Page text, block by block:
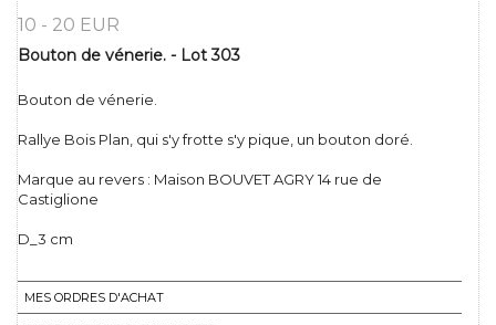
10 - 20 EUR
Bouton de vénerie. - Lot 303
Bouton de vénerie.
Rallye Bois Plan, qui s'y frotte s'y pique, un bouton doré.
Marque au revers : Maison BOUVET AGRY 14 rue de
Castiglione
D_3 cm
MES ORDRES D'ACHAT